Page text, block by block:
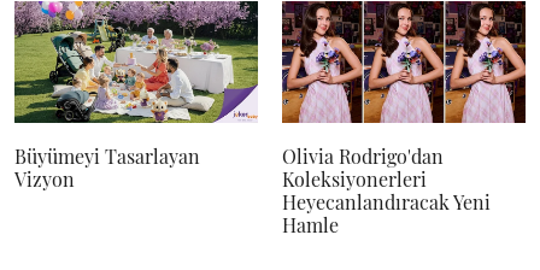
Büyümeyi Tasarlayan
Vizyon
Olivia Rodrigo'dan
Koleksiyonerleri
Heyecanlandıracak Yeni
Hamle